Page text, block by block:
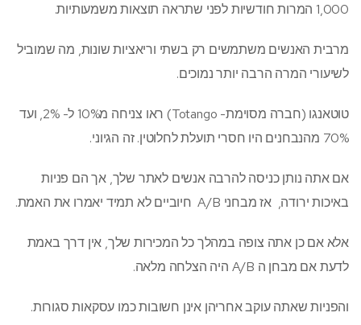
1,000 המרות חודשיות לפני שתראה תוצאות משמעותיות.
מרבית האנשים משתמשים רק בשתי וריאציות שונות, מה שמוביל
לשיעורי המרה הרבה יותר נמוכים.
טוטאנגו (חברה מסוימת- Totango) ראו צניחה מ10% ל- 2%, ועד
70% מהנבחנים היו חסרי תועלת לחלוטין. זה הגיוני.
אם אתה נותן כניסה להרבה אנשים לאתר שלך, אך הם פניות
באיכות ירודה, אז מבחני A/B חיוביים לא תמיד יאמרו את האמת.
אלא אם כן אתה צופה במהלך כל המכירות שלך, אין דרך באמת
לדעת אם מבחן ה A/B היה הצלחה מלאה.
והפניות שאתה עוקב אחריהן אינן חשובות כמו עסקאות סגורות.